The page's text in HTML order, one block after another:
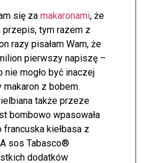
się za makaronami, że
tym razem z
razy pisałam Wam, że
pierwszy napiszę –
nie mogło być inaczej
makaron z bobem.
także przeze
bombowo wpasowała
kiełbasa z
sos Tabasco®
dodatków